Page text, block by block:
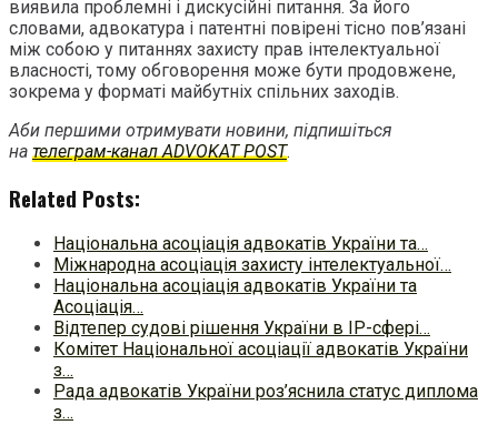
виявила проблемні і дискусійні питання. За його
словами, адвокатура і патентні повірені тісно пов’язані
між собою у питаннях захисту прав інтелектуальної
власності, тому обговорення може бути продовжене,
зокрема у форматі майбутніх спільних заходів.
Аби першими отримувати новини, підпишіться
на телеграм-канал ADVOKAT POST.
Related Posts:
Національна асоціація адвокатів України та…
Міжнародна асоціація захисту інтелектуальної…
Національна асоціація адвокатів України та
Асоціація…
Відтепер судові рішення України в ІР-сфері…
Комітет Національної асоціації адвокатів України
з…
Рада адвокатів України роз’яснила статус диплома
з…